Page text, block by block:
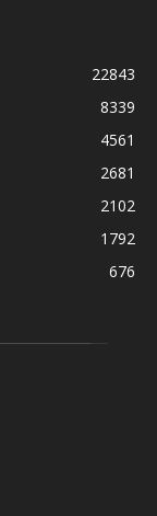
22843
8339
4561
2681
2102
1792
676